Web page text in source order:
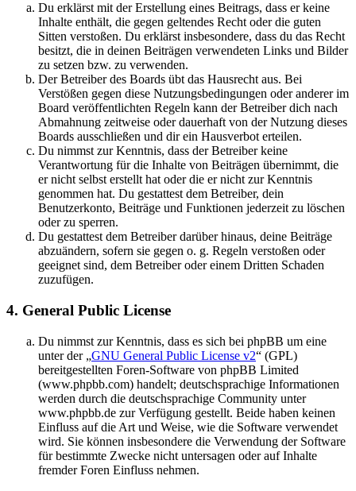
Du erklärst mit der Erstellung eines Beitrags, dass er keine
Inhalte enthält, die gegen geltendes Recht oder die guten
Sitten verstoßen. Du erklärst insbesondere, dass du das Recht
besitzt, die in deinen Beiträgen verwendeten Links und Bilder
zu setzen bzw. zu verwenden.
Der Betreiber des Boards übt das Hausrecht aus. Bei
Verstößen gegen diese Nutzungsbedingungen oder anderer im
Board veröffentlichten Regeln kann der Betreiber dich nach
Abmahnung zeitweise oder dauerhaft von der Nutzung dieses
Boards ausschließen und dir ein Hausverbot erteilen.
Du nimmst zur Kenntnis, dass der Betreiber keine
Verantwortung für die Inhalte von Beiträgen übernimmt, die
er nicht selbst erstellt hat oder die er nicht zur Kenntnis
genommen hat. Du gestattest dem Betreiber, dein
Benutzerkonto, Beiträge und Funktionen jederzeit zu löschen
oder zu sperren.
Du gestattest dem Betreiber darüber hinaus, deine Beiträge
abzuändern, sofern sie gegen o. g. Regeln verstoßen oder
geeignet sind, dem Betreiber oder einem Dritten Schaden
zuzufügen.
4. General Public License
Du nimmst zur Kenntnis, dass es sich bei phpBB um eine
unter der „GNU General Public License v2“ (GPL)
bereitgestellten Foren-Software von phpBB Limited
(www.phpbb.com) handelt; deutschsprachige Informationen
werden durch die deutschsprachige Community unter
www.phpbb.de zur Verfügung gestellt. Beide haben keinen
Einfluss auf die Art und Weise, wie die Software verwendet
wird. Sie können insbesondere die Verwendung der Software
für bestimmte Zwecke nicht untersagen oder auf Inhalte
fremder Foren Einfluss nehmen.